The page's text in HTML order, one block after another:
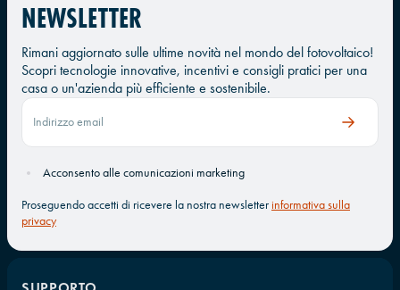
NEWSLETTER
Rimani aggiornato sulle ultime novità nel mondo del fotovoltaico!
Scopri tecnologie innovative, incentivi e consigli pratici per una
casa o un'azienda più efficiente e sostenibile.
Acconsento alle comunicazioni marketing
Proseguendo accetti di ricevere la nostra newsletterinformativa sulla
privacy